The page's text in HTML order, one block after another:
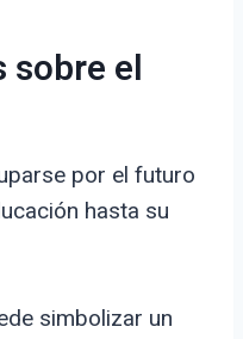
sobre el
por el futuro
hasta su
simbolizar un